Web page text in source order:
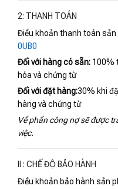
2: THANH TOÁN
Điều khoản thanh toán sản
0UB0
Đối với hàng có sẵn: 100%
hóa và chứng từ
Đối với đặt hàng:30% khi
hàng và chứng từ
Về phần công nợ sẽ được
việc.
II : CHẾ ĐỘ BẢO HÀNH
Điều khoản bảo hành sản